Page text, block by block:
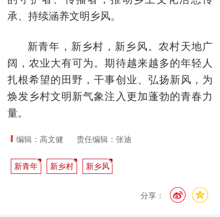
承、持续涵养文明乡风。
新青年，新乡村，新乡风。农村天地广
阔，农业大有可为。期待越来越多的年轻人
扎根希望的田野，干事创业、弘扬新风，为
焕发乡村文明新气象注入更加蓬勃的青春力
量。
编辑：高文健 责任编辑：张迪
新青年 新乡村 新乡风
分享：